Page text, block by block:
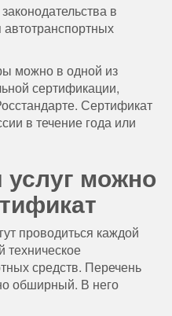
в
можно в одной из
сертификации,
Сертификат
в течение года или
можно
проводиться каждой
средств. Перечень
обширный. В него